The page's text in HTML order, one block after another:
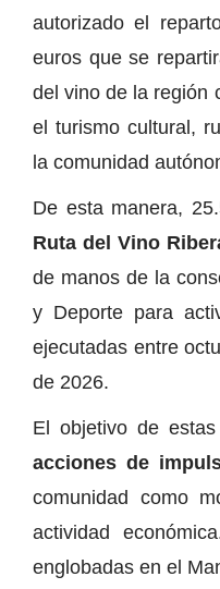
autorizado el
euros que se
del vino de la región
el turismo cultural,
la comunidad
De esta manera,
Ruta del Vino
de manos de la
y Deporte para
ejecutadas entre
de 2026.
El objetivo de
acciones de
comunidad como
actividad
englobadas en el